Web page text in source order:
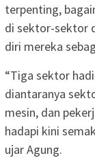
terpenting,
di sektor-sektor
diri mereka
“Tiga sektor
diantaranya
mesin, dan
hadapi kini
ujar Agung.